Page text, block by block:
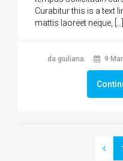
Curabitur this is a text
mattis laoreet neque, […]
da giuliana 9